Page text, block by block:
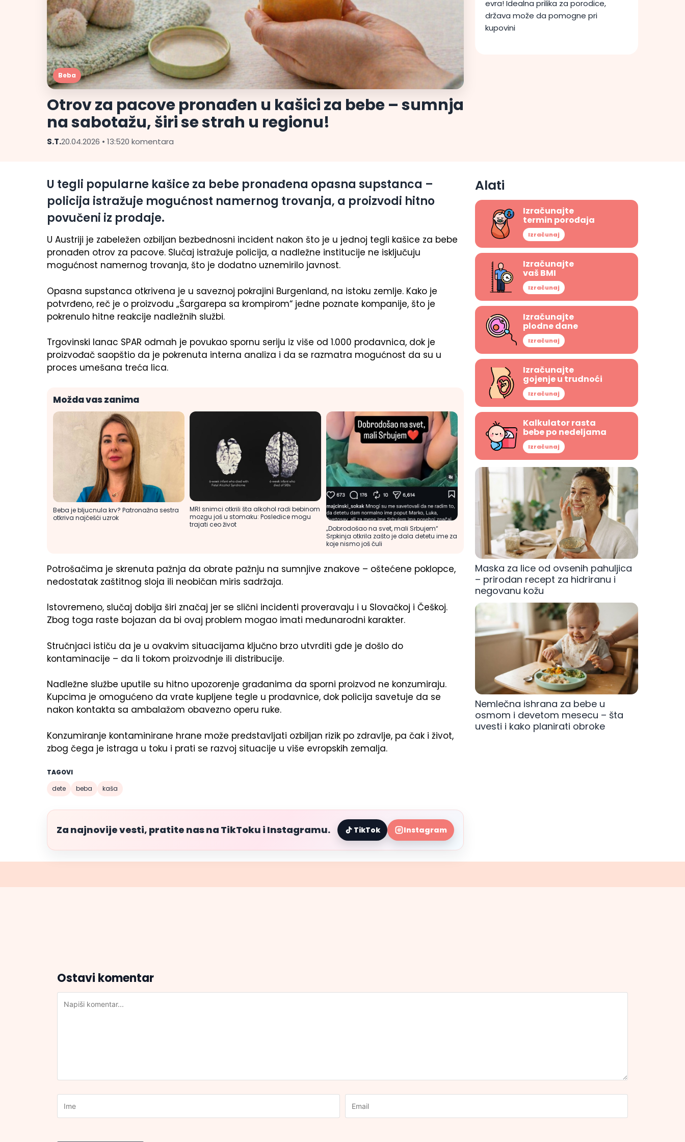
Beba
Otrov za pacove pronađen u kašici za bebe – sumnja
na sabotažu, širi se strah u regionu!
S.T.20.04.2026 • 13:520 komentara
evra! Idealna prilika za porodice,
država može da pomogne pri
kupovini
U tegli popularne kašice za bebe pronađena opasna supstanca –
policija istražuje mogućnost namernog trovanja, a proizvodi hitno
povučeni iz prodaje.
U Austriji je zabeležen ozbiljan bezbednosni incident nakon što je u jednoj tegli kašice za bebe
pronađen otrov za pacove. Slučaj istražuje policija, a nadležne institucije ne isključuju
mogućnost namernog trovanja, što je dodatno uznemirilo javnost.
Opasna supstanca otkrivena je u saveznoj pokrajini Burgenland, na istoku zemlje. Kako je
potvrđeno, reč je o proizvodu „Šargarepa sa krompirom“ jedne poznate kompanije, što je
pokrenulo hitne reakcije nadležnih službi.
Trgovinski lanac SPAR odmah je povukao spornu seriju iz više od 1.000 prodavnica, dok je
proizvođač saopštio da je pokrenuta interna analiza i da se razmatra mogućnost da su u
proces umešana treća lica.
Možda vas zanima
Beba je bljucnula krv? Patronažna sestra
otkriva najčešći uzrok
MRI snimci otkrili šta alkohol radi bebinom
mozgu još u stomaku: Posledice mogu
trajati ceo život
„Dobrodošao na svet, mali Srbujem“
Srpkinja otkrila zašto je dala detetu ime za
koje nismo još čuli
Potrošačima je skrenuta pažnja da obrate pažnju na sumnjive znakove – oštećene poklopce,
nedostatak zaštitnog sloja ili neobičan miris sadržaja.
Istovremeno, slučaj dobija širi značaj jer se slični incidenti proveravaju i u Slovačkoj i Češkoj.
Zbog toga raste bojazan da bi ovaj problem mogao imati međunarodni karakter.
Stručnjaci ističu da je u ovakvim situacijama ključno brzo utvrditi gde je došlo do
kontaminacije – da li tokom proizvodnje ili distribucije.
Nadležne službe uputile su hitno upozorenje građanima da sporni proizvod ne konzumiraju.
Kupcima je omogućeno da vrate kupljene tegle u prodavnice, dok policija savetuje da se
nakon kontakta sa ambalažom obavezno operu ruke.
Konzumiranje kontaminirane hrane može predstavljati ozbiljan rizik po zdravlje, pa čak i život,
zbog čega je istraga u toku i prati se razvoj situacije u više evropskih zemalja.
TAGOVI
dete
beba kaša
Za najnovije vesti, pratite nas na TikToku i Instagramu. TikTok Instagram
Alati
Izračunajte
termin porođaja
Izračunaj
Izračunajte
vaš BMI
Izračunaj
Izračunajte
plodne dane
Izračunaj
Izračunajte
gojenje u trudnoći
Izračunaj
Kalkulator rasta
bebe po nedeljama
Izračunaj
Maska za lice od ovsenih pahuljica
– prirodan recept za hidriranu i
negovanu kožu
Nemlečna ishrana za bebe u
osmom i devetom mesecu – šta
uvesti i kako planirati obroke
Ostavi komentar